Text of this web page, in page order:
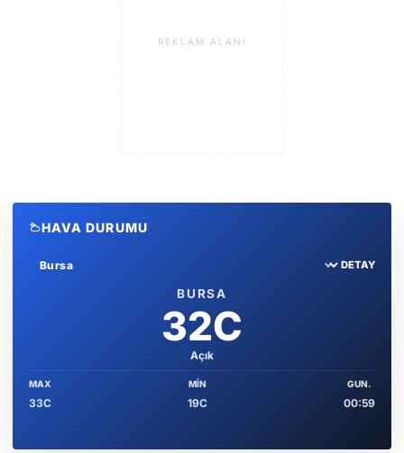
REKLAM ALANI
HAVA DURUMU
Sehir sec
DETAY
BURSA
32C
Açık
MAX
33C
MIN
19C
GUN.
00:59